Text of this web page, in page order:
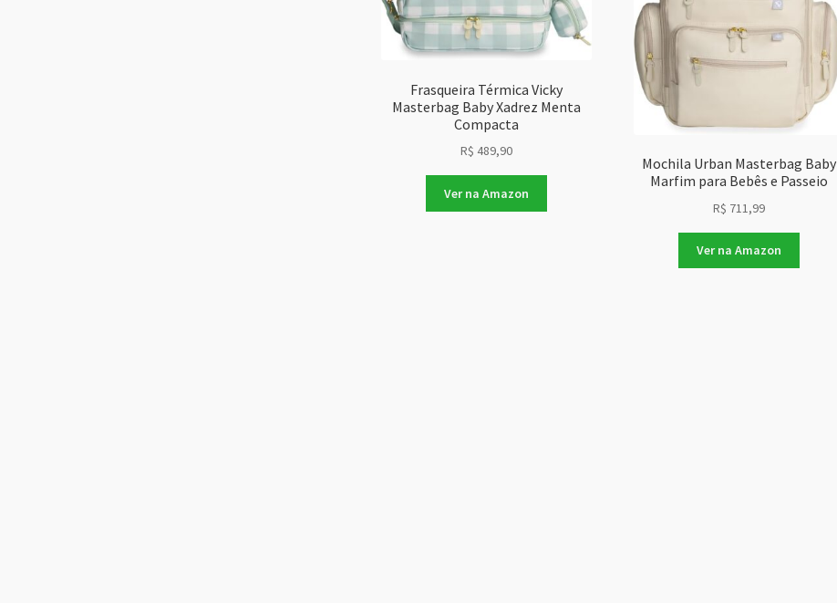
Frasqueira Térmica Vicky
Masterbag Baby Xadrez Menta
Compacta
R$ 489,90
Ver na Amazon
Mochila Urban Masterbag Baby
Marfim para Bebês e Passeio
R$ 711,99
Ver na Amazon